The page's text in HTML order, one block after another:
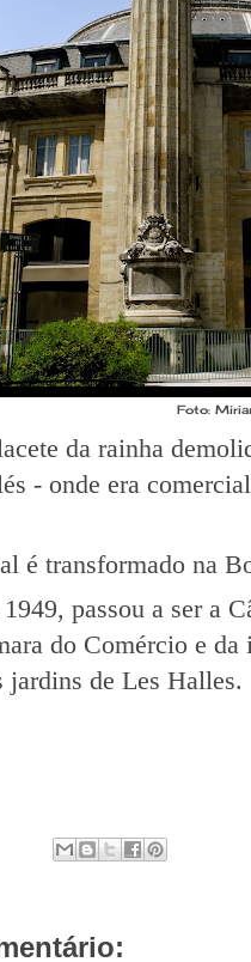
Foto:
da rainha
- onde era
é transformado na
passou a ser a
do Comércio e da
jardins de Les Halles.